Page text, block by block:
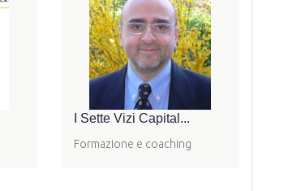
I Sette Vizi Capital...
Formazione e coaching